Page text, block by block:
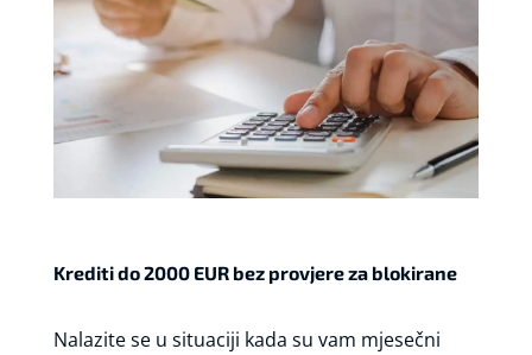
Krediti do 2000 EUR bez provjere za blokirane
Nalazite se u situaciji kada su vam mjesečni